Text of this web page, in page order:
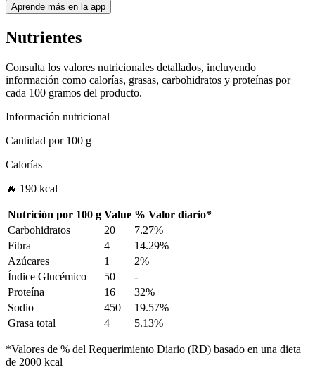
Aprende más en la app
Nutrientes
Consulta los valores nutricionales detallados, incluyendo
información como calorías, grasas, carbohidratos y proteínas por
cada 100 gramos del producto.
Información nutricional
Cantidad por100 g
Calorías
🔥 190 kcal
Nutrición por 100 g Value % Valor diario*
Carbohidratos
20
7.27%
Fibra
4
14.29%
Azúcares
1
2%
Índice Glucémico
50
-
Proteína
16
32%
Sodio
450
19.57%
Grasa total
4 5.13%
*Valores de % del Requerimiento Diario (RD) basado en una dieta
de 2000 kcal